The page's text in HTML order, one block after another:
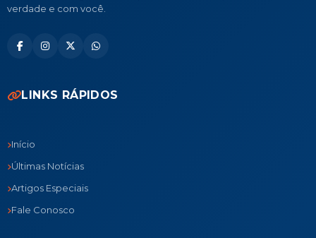
verdade e com você.
LINKS RÁPIDOS
Início
Últimas Notícias
Artigos Especiais
Fale Conosco